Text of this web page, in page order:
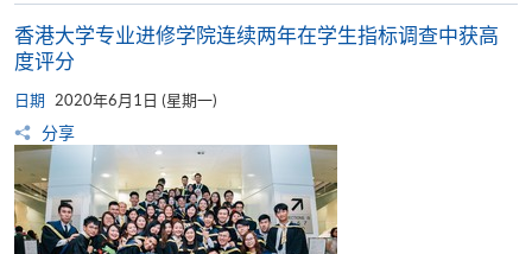
香港大学专业进修学院连续两年在学生指标调查中获高
度评分
日期 2020年6月1日 (星期一)
分享